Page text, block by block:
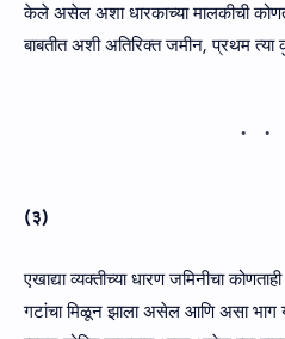
केले असेल अशा धारकाच्या मालकीची
बाबतीत अशी अतिरिक्त जमीन, प्रथम
(३)
एखाद्या व्यक्तीच्या धारण जमिनीचा
गटांचा मिळून झाला असेल आणि असा भाग